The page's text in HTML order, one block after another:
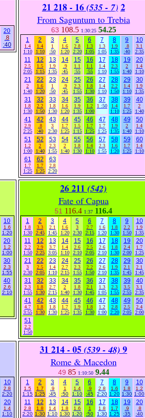
20
.8
:40
21 218 - 16 (535 - 7) 2
From Saguntum to Trebia
63 108.5 1:30:25 54.25
1
1.4
1:10
2
1.4
1:10
3
1
:50
4
1.6
1:20
5
2.8
2:20
6
1.3
1:05
7
1.3
1:05
8
1.9
1:35
9
.8
:40
10
3.1
2:35
11
2.5
2:05
12
1.5
1:15
13
1.9
1:35
14
.9
:45
15
1.1
:55
16
1.1
:55
17
1.4
1:10
18
2.3
1:55
19
2
1:40
20
1.4
1:10
21
2
1:40
22
1.6
1:20
23
1
:50
24
.9
:45
25
2.3
1:55
26
1.8
1:30
27
1.4
1:10
28
2.2
1:50
29
1.4
1:10
30
1.9
1:35
31
1.8
1:30
32
2.2
1:50
33
1.8
1:30
34
1.6
1:20
35
1.9
1:35
36
1.2
1:00
37
1 :50
38
1.4
1:10
39
1.7
1:25
40
2
1:40
41
2.9
2:25
42
.8
:40
43
3
2:30
44
1.7
1:25
45
1.5
1:15
46
1.7
1:25
47
1.7
1:25
48
1.9
1:35
49
2
1:40
50
1.4
1:10
51
1.2
1:00
52
2
1:40
53
2.3
1:55
54
2
1:40
55
1.8
1:30
56
1.4
1:10
57
2.3
1:55
58
1.6
1:20
59
1.7
1:25
60
1.4
1:10
61
1.7
1:25
62
1.7
1:25
63
2.8
2:20
10
1.6
1:20
20
1.2
1:00
30
2.3
1:55
40
2.6
2:10
26 211 (542)
Fate of Capua
51 116.4 1:37 116.4
1
1.8
1:30
2
3.3
2:45
3
2.1
1:45
4
1.6
1:20
5
3
2:30
6
2.7
2:15
7
1.6
1:20
8
1.8
1:30
9
2.2
1:50
10
1.9
1:35
11
2.2
1:50
12
2.9
2:25
13
3.7
3:05
14
1.4
1:10
15
2.6
2:10
16
2.5
2:05
17
2.6
2:10
18
1.8
1:30
19
2.4
2:00
20
1.7
1:25
21
3
2:30
22
2.5
2:05
23
1.4
1:10
24
2.7
2:15
25
2.3
1:55
26
2.2
1:50
27
2.6
2:10
28
1.9
1:35
29
2.1
1:45
30
2.1
1:45
31
2.3
1:55
32
1.8
1:30
33
2.7
2:15
34
2
1:40
35
1.8
1:30
36
2.1
1:45
37
1.3
1:05
38
2.3
1:55
39
3.5
2:55
40
3.1
2:35
41
4.7
3:55
42
1.8
1:30
43
1.8
1:30
44
1.7
1:25
45
1.9
1:35
46
1.8
1:30
47
1.2
1:00
48
2.8
2:20
49
2.5
2:05
50
2.4
2:00
51
2.2
1:50
10
2.8
2:20
20
1.4
1:10
31 214 - 05 (539 - 48) 9
Rome & Macedon
49 85 1:10:509.44
1
1.5
1:15
2
1.7
1:25
3
.9
:45
4
1
:50
5
1.4
1:10
6
.9
:45
7
2.8
2:20
8
1.6
1:20
9
1.8
1:30
10
1.2
1:00
11
2.8
2:20
12
1.8
1:30
13
1.4
1:10
14
1.8
1:30
15
1.6
1:20
16
1
:50
17
1.8
1:30
18
1.7
1:25
19
.9
:35
20
.8
:40